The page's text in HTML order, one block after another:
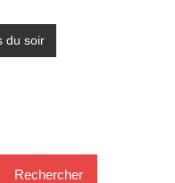
du soir
Rechercher